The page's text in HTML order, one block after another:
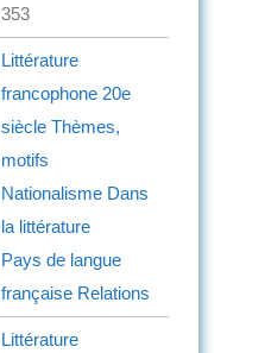
353
Littérature
francophone 20e
siècle Thèmes,
motifs
Nationalisme Dans
la littérature
Pays de langue
française Relations
Littérature